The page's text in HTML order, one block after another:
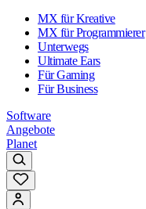
MX für Kreative
MX für Programmierer
Unterwegs
Ultimate Ears
Für Gaming
Für Business
Software
Angebote
Planet